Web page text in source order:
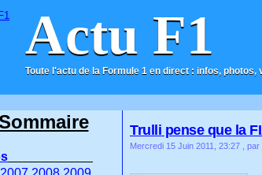
Actu F1
Toute l'actu de la Formule 1 en direct : infos,
CONTACT
Trulli pense que la
Mercredi 15 Juin 2011, 23:27 ,